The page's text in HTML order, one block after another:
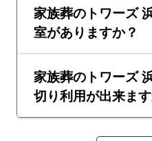
家族葬のトワーズ
室がありますか？
家族葬のトワーズ
切り利用が出来ま